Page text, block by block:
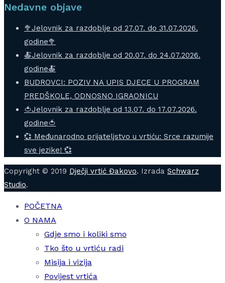
Nedavne objave
🥦Jelovnik za razdoblje od 27.07. do 31.07.2026.
godine🥦
🍝Jelovnik za razdoblje od 20.07. do 24.07.2026.
godine🍝
BUDROVCI: POZIV NA UPIS DJECE U PROGRAM
PREDŠKOLE, ODNOSNO IGRAONICU
🍅Jelovnik za razdoblje od 13.07. do 17.07.2026.
godine🍅
💞 Međunarodno prijateljstvo u vrtiću: Srce razumije
sve jezike! 💞
Copyright © 2019 Dječji vrtić Đakovo. Izrada Schwarz
Studio.
POČETNA
O NAMA
Gdje smo i koliki smo
Tko što u vrtiću radi
Misija i vizija
Povijest vrtića